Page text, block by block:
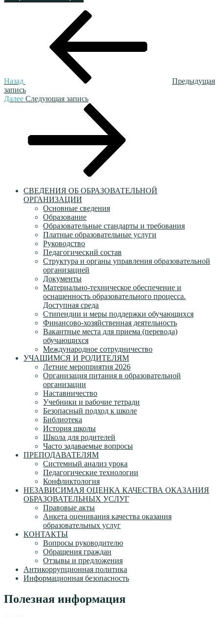
Назад
Предыдущая
запись
Следующая
Далее Следующая запись
СВЕДЕНИЯ ОБ ОБРАЗОВАТЕЛЬНОЙ
ОРГАНИЗАЦИИ
Основные сведения
Образование
Образовательные стандарты и требования
Платные образовательные услуги
Руководство
Педагогический состав
Структура и органы управления образовательной
организацией
Документы
Материально-техническое обеспечение и
оснащенность образовательного процесса.
Доступная среда
Стипендии и меры поддержки обучающихся
Финансово-хозяйственная деятельность
Вакантные места для приема (перевода)
обучающихся
Международное сотрудничество
УЧАЩИМСЯ И РОДИТЕЛЯМ
Летние мероприятия 2026
Организация питания в образовательной
организации
Наставничество
Учебники и рабочие тетради
Безопасный подход к школе
Библиотека
История школы
Школа для родителей
Часто задаваемые вопросы
ПРЕПОДАВАТЕЛЯМ
Системный анализ урока
Педагогические технологии
Конфликтология
НЕЗАВИСИМАЯ ОЦЕНКА КАЧЕСТВА ОКАЗАНИЯ
ОБРАЗОВАТЕЛЬНЫХ УСЛУГ
Правовые акты
Анкета оценивания качества оказания
образовательных услуг
КОНТАКТЫ
Вопросы руководителю
Обращения граждан
Отзывы и предложения
Антикоррупционная политика
Информационная безопасность
Полезная информация